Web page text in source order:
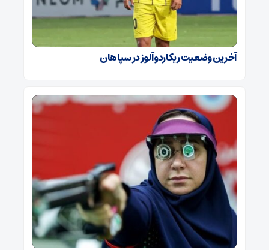
آخرین وضعیت ریکاردو آلوز در سپاهان